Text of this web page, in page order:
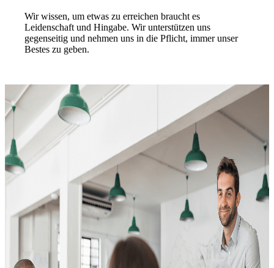
Wir wissen, um etwas zu erreichen braucht es
Leidenschaft und Hingabe. Wir unterstützen uns
gegenseitig und nehmen uns in die Pflicht, immer unser
Bestes zu geben.